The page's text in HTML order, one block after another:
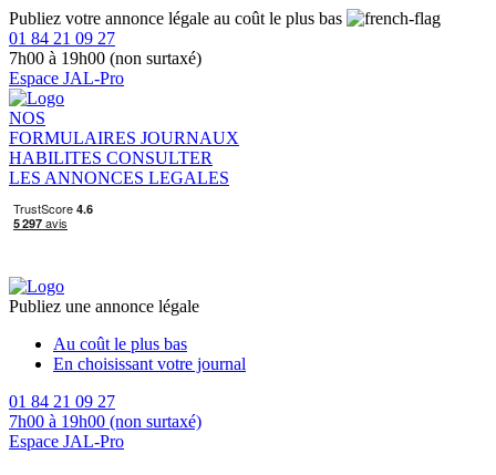
Publiez votre annonce légale au coût le plus bas
01 84 21 09 27
7h00 à 19h00 (non surtaxé)
Espace JAL-Pro
NOS
FORMULAIRES JOURNAUX
HABILITES CONSULTER
LES ANNONCES LEGALES
Publiez une annonce légale
Au coût le plus bas
En choisissant votre journal
01 84 21 09 27
7h00 à 19h00 (non surtaxé)
Espace JAL-Pro